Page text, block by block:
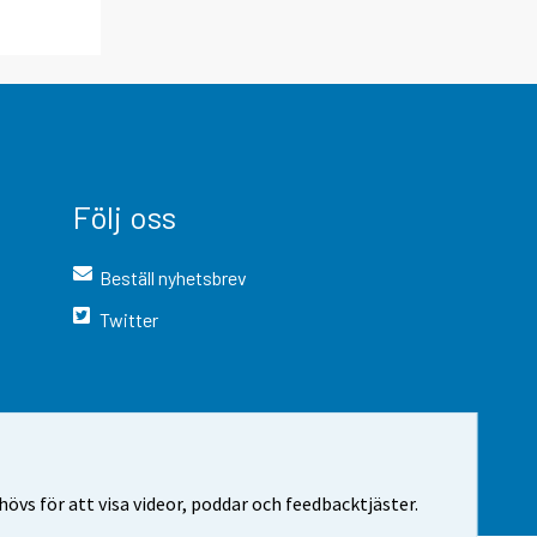
för att visa videor, poddar och feedbacktjäster.
Följ oss
Beställ nyhetsbrev
Twitter